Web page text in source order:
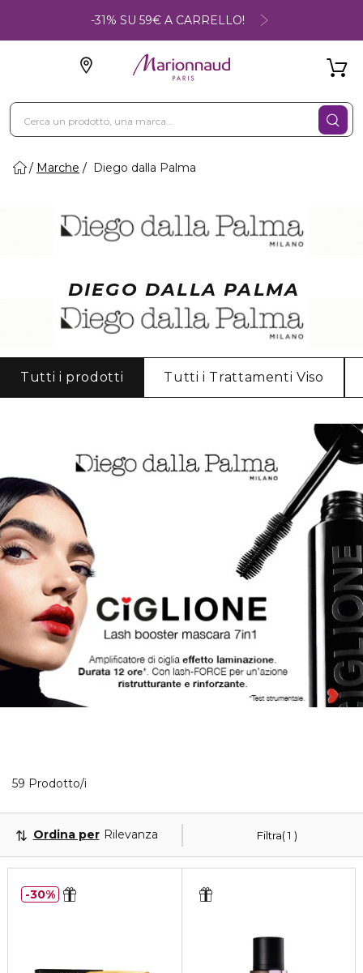
-31% SU 59€ A CARRELLO!
Marche Diego dalla Palma
DIEGO DALLA PALMA
Tutti i prodotti Tutti i Trattamenti Viso
59 Prodotto/i
Filtra 1
Ordina per Rilevanza
30%